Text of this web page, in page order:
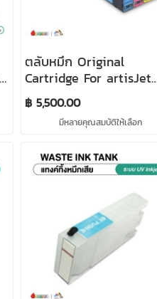
ตลับหมึก Original
Cartridge For artisJet
Proud ขนาด 230ml.
฿ 5,500.00
มีหลายคุณสมบัติให้เลือก